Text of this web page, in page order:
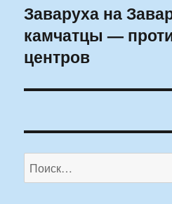
Следующая
запись:
Заваруха на
камчатцы —
центров
Искать: